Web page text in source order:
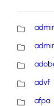
advf
afpa